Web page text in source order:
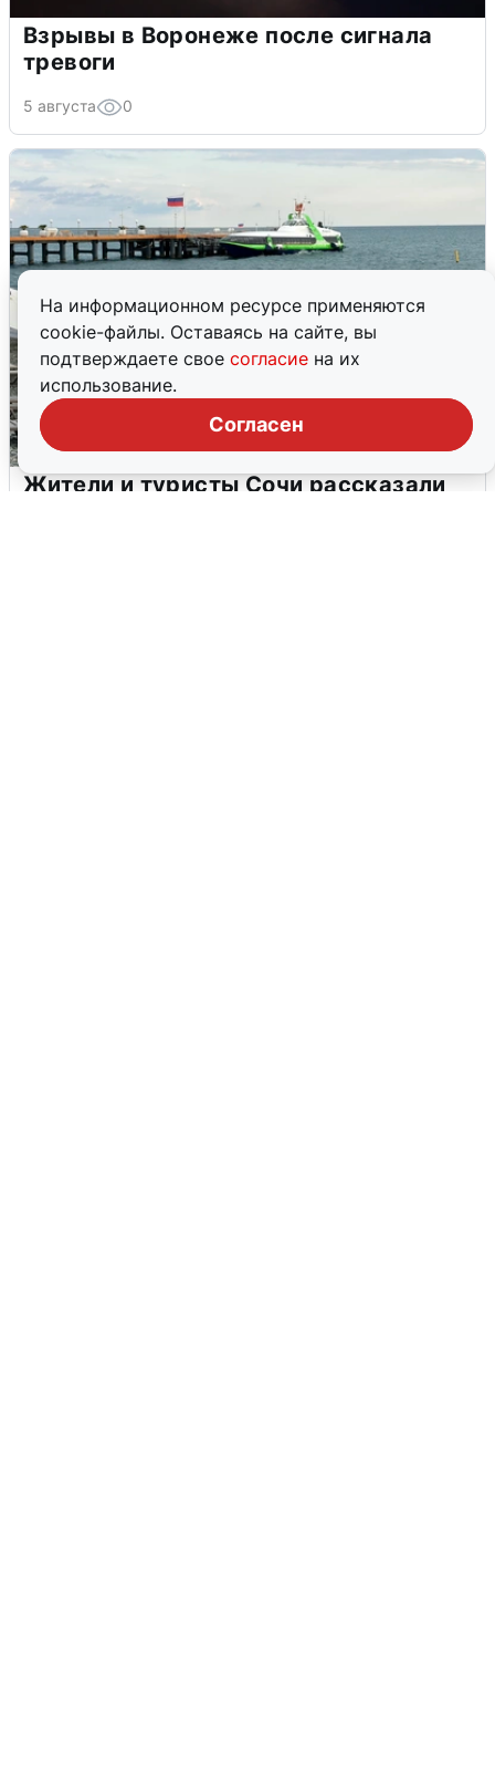
На информационном ресурсе применяются
cookie-файлы. Оставаясь на сайте, вы
подтверждаете свое согласие на их
использование.
Согласен
Взрывы в Воронеже после сигнала
тревоги
5 августа 0
Жители и туристы Сочи рассказали